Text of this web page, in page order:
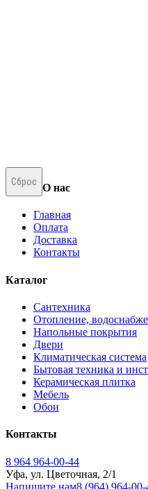
Сброс
О нас
Главная
Оплата
Доставка
Контакты
Каталог
Сантехника
Отопление,
Напольные покрытия
Двери
Климатическая система
Бытовая техника и
Керамическая плитка
Мебель
Обои
Контакты
8 964 964-00-44
Уфа, ул. Цветочная, 2/1
Напишите нам8 (964) 964-00-